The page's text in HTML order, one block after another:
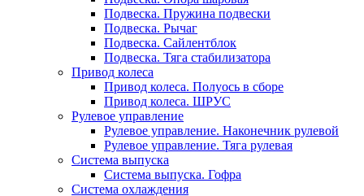
Подвеска. Пружина подвески
Подвеска. Рычаг
Подвеска. Сайлентблок
Подвеска. Тяга стабилизатора
Привод колеса
Привод колеса. Полуось в сборе
Привод колеса. ШРУС
Рулевое управление
Рулевое управление. Наконечник рулевой
Рулевое управление. Тяга рулевая
Система выпуска
Система выпуска. Гофра
Система охлаждения